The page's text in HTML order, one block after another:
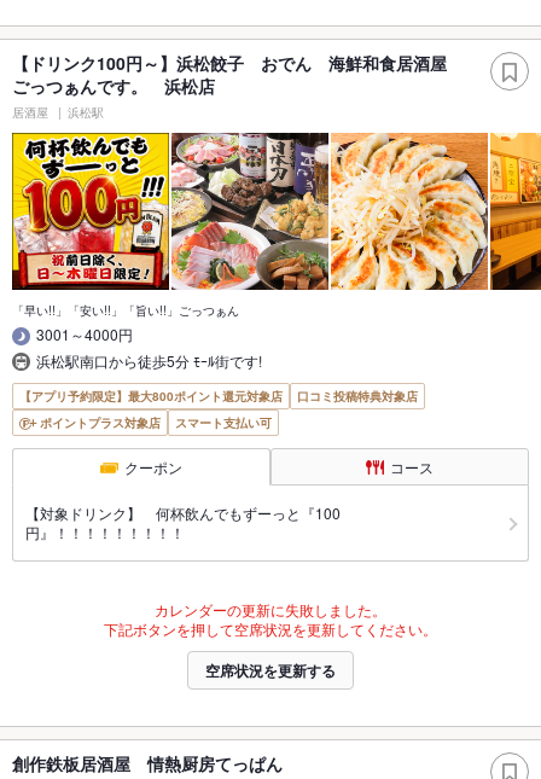
【ドリンク100円～】浜松餃子 おでん 海鮮和食居酒屋
ごっつぁんです。 浜松店
居酒屋 浜松駅
「早い!!」「安い!!」「旨い!!」ごっつぁん
3001～4000円
浜松駅南口から徒歩5分 ﾓｰﾙ街です!
【アプリ予約限定】最大800ポイント還元対象店
口コミ投稿特典対象店
ポイントプラス対象店
スマート支払い可
クーポン コース
【対象ドリンク】 何杯飲んでもずーっと『100
円』！！！！！！！！！
カレンダーの更新に失敗しました。
下記ボタンを押して空席状況を更新してください。
空席状況を更新する
創作鉄板居酒屋 情熱厨房てっぱん